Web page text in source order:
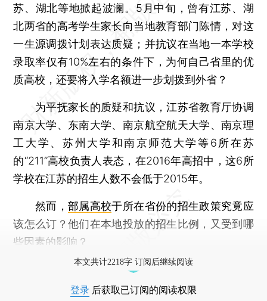
苏、湖北等地掀起波澜。5月中旬，曾有江苏、湖
北两省的高考学生家长向当地教育部门陈情，对这
一生源调拨计划表达质疑；并抗议在当地一本学校
录取率仅有10%左右的条件下，为何自己省里的优
质高校，还要将入学名额进一步划拨到外省？
为平抚家长的质疑和抗议，江苏省教育厅协调
南京大学、东南大学、南京航空航天大学、南京理
工大学、苏州大学和南京师范大学等6所在苏
的“211”高校负责人表态，在2016年高招中，这6所
学校在江苏的招生人数不会低于2015年。
然而，部属高校于所在省份的招生政策究竟应
该怎么订？他们在本地投放的招生比例，又受到哪
些因素的影响？
本文共计2218字 订阅后继续阅读
登录 后获取已订阅的阅读权限